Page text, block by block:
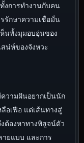
งการทำงานกับคน
รักษาความเชื่อมั่น
ห็นทั้งมุมอบอุ่นของ
น่ห์ของจังหวะ
วามฝันอยากเป็นนัก
อเฟือ แต่เส้นทางสู่
ต้องหาทางพิสูจน์ตัว
ายแบบ และการ